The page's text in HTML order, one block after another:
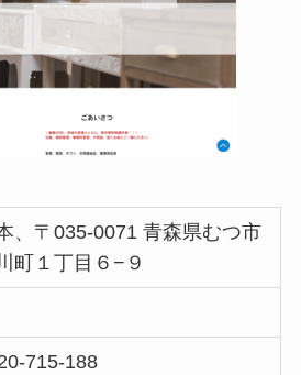
、〒035-0071 青森県むつ市
町１丁目６−９
715-188